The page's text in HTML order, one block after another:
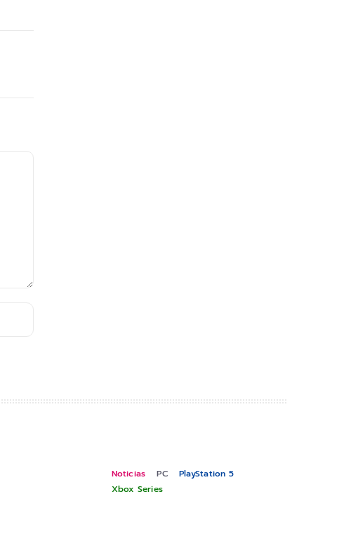
Noticias PC
PlayStation 5
Xbox Series